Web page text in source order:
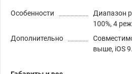
Особенности
Диапазон
100%, 4
Дополнительно
выше, iOS